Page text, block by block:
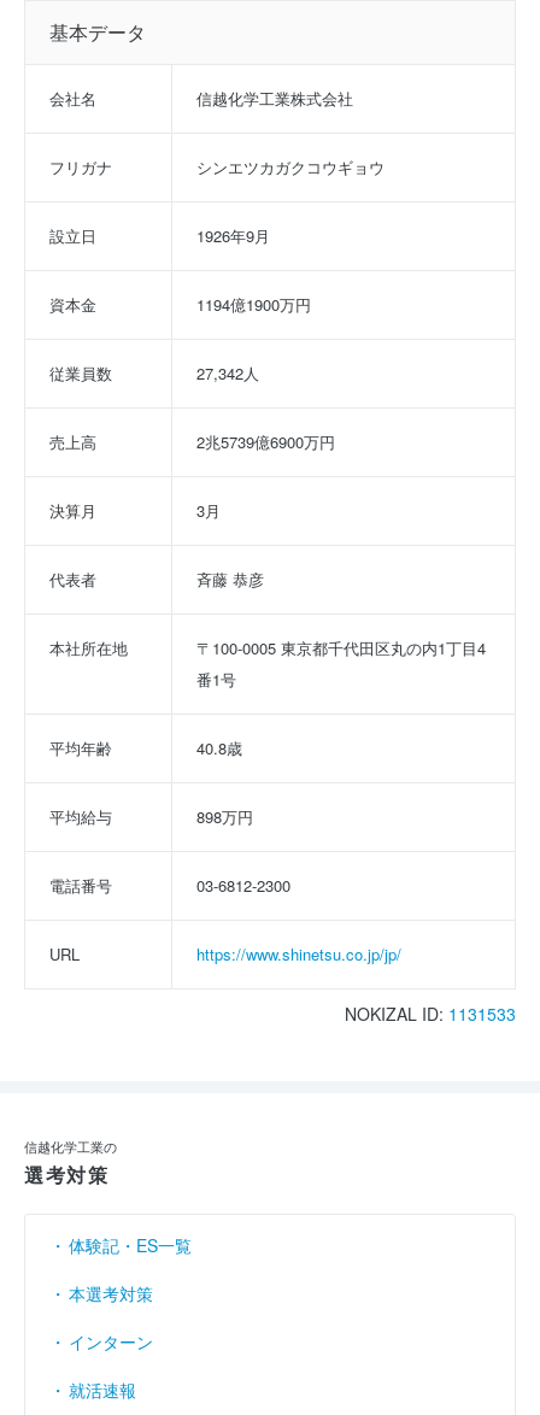
基本データ
会社名 信越化学工業株式会社
フリガナ シンエツカガクコウギョウ
設立日 1926年9月
資本金 1194億1900万円
従業員数 27,342人
売上高 2兆5739億6900万円
決算月 3月
代表者 斉藤 恭彦
本社所在地
〒100-0005 東京都千代田区丸の内1丁目4
番1号
平均年齢 40.8歳
平均給与 898万円
電話番号 03-6812-2300
URL https://www.shinetsu.co.jp/jp/
NOKIZAL ID: 1131533
信越化学工業の
選考対策
体験記・ES一覧
本選考対策
インターン
就活速報